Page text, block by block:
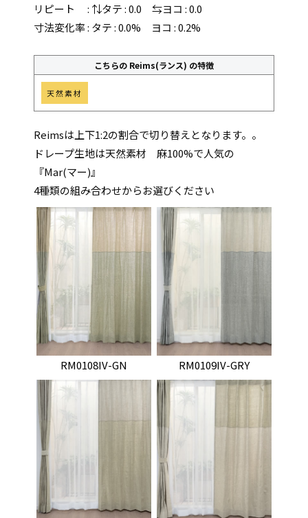
リピート : ⇅タテ : 0.0 ⇆ヨコ : 0.0
寸法変化率 : タテ : 0.0% ヨコ : 0.2%
こちらの Reims(ランス) の特徴
天然素材
Reimsは上下1:2の割合で切り替えとなります。。
ドレープ生地は天然素材 麻100%で人気の
『Mar(マー)』
4種類の組み合わせからお選びください
RM0108IV-GN RM0109IV-GRY